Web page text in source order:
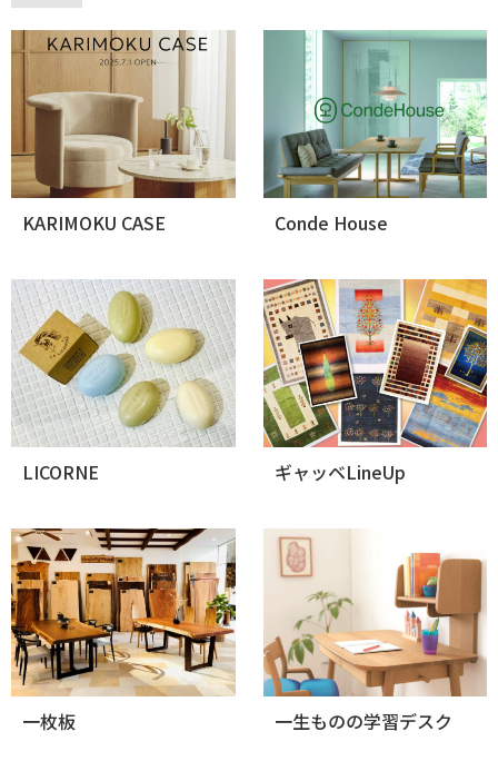
KARIMOKU CASE Conde House
LICORNE ギャッベLineUp
一枚板 一生ものの学習デスク